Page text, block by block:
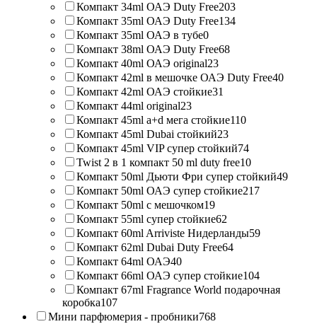
Компакт 34ml ОАЭ Duty Free203
Компакт 35ml ОАЭ Duty Free134
Компакт 35ml ОАЭ в тубе0
Компакт 38ml ОАЭ Duty Free68
Компакт 40ml ОАЭ original23
Компакт 42ml в мешочке ОАЭ Duty Free40
Компакт 42ml ОАЭ стойкие31
Компакт 44ml original23
Компакт 45ml a+d мега стойкие110
Компакт 45ml Dubai стойкий23
Компакт 45ml VIP супер стойкий74
Twist 2 в 1 компакт 50 ml duty free10
Компакт 50ml Дьюти Фри супер стойкий49
Компакт 50ml ОАЭ супер стойкие217
Компакт 50ml с мешочком19
Компакт 55ml супер стойкие62
Компакт 60ml Arriviste Нидерланды59
Компакт 62ml Dubai Duty Free64
Компакт 64ml ОАЭ40
Компакт 66ml ОАЭ супер стойкие104
Компакт 67ml Fragrance World подарочная
коробка107
Мини парфюмерия - пробники768